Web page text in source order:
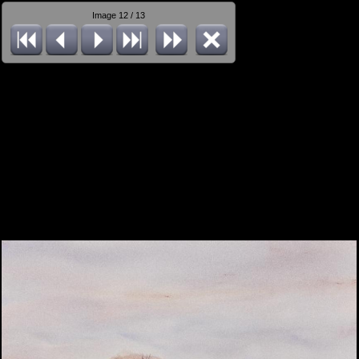
Image 12 / 13